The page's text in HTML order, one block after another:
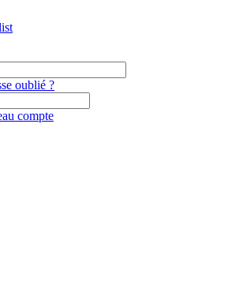
oublié ?
compte